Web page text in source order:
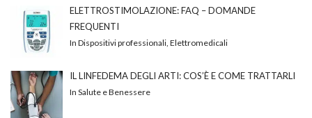
ELETTROSTIMOLAZIONE: FAQ – DOMANDE
FREQUENTI
In Dispositivi professionali, Elettromedicali
IL LINFEDEMA DEGLI ARTI: COS’È E COME TRATTARLI
In Salute e Benessere